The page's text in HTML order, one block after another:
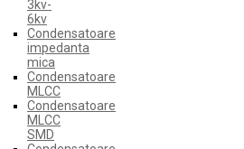
3kv-
6kv
Condensatoare
impedanta
mica
Condensatoare
MLCC
Condensatoare
MLCC
SMD